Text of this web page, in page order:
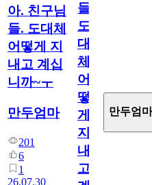
아. 친구님
들. 도대체
어떻게 지
내고 계십
니까~ㅜ
만두엄마
201
6
1
26.07.30
들.
도
대
체
어
떻
게
지
내
고
만두엄마